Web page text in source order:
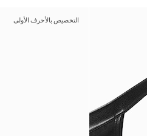
التخصيص بالأحرف الأولى